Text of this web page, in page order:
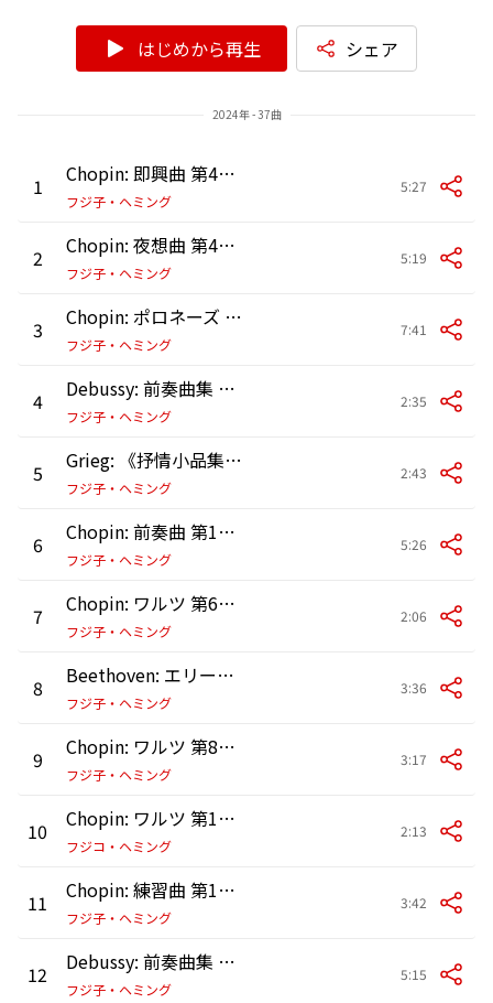
はじめから再生 シェア
2024年 - 37曲
1 Chopin: 即興曲 第4番 嬰ハ短調 作品66《幻想即興曲》
フジ子・ヘミング
5:27
2 Chopin: 夜想曲 第4番 ヘ長調 作品15の1
フジ子・ヘミング
5:19
3 Chopin: ポロネーズ 第6番 変イ長調 作品53《英雄》
フジ子・ヘミング
7:41
4 Debussy: 前奏曲集 第1巻 CD 125: 第8曲: 亜麻色の髪の乙女
フジ子・ヘミング
2:35
5 Grieg: 《抒情小品集》第3集 作品43: 第1曲: 蝶々
フジ子・ヘミング
2:43
6 Chopin: 前奏曲 第15番 変ニ長調 作品28の15《雨だれ》
フジ子・ヘミング
5:26
7 Chopin: ワルツ 第6番 ニ長調 作品64の1《小犬のワルツ》
フジ子・ヘミング
2:06
8 Beethoven: エリーゼのために WoO 59
フジ子・ヘミング
3:36
9 Chopin: ワルツ 第8番 変イ長調 作品64の3
フジ子・ヘミング
3:17
10 Chopin: ワルツ 第11番 変ト長調 作品70の1 (2017年、東京オペラシティにてライヴ録音)
フジコ・ヘミング
2:13
11 Chopin: 練習曲 第17番 ホ短調 作品25の5
フジ子・ヘミング
3:42
12 Debussy: 前奏曲集 第2巻 CD 131: 第12曲 花火
フジ子・ヘミング
5:15